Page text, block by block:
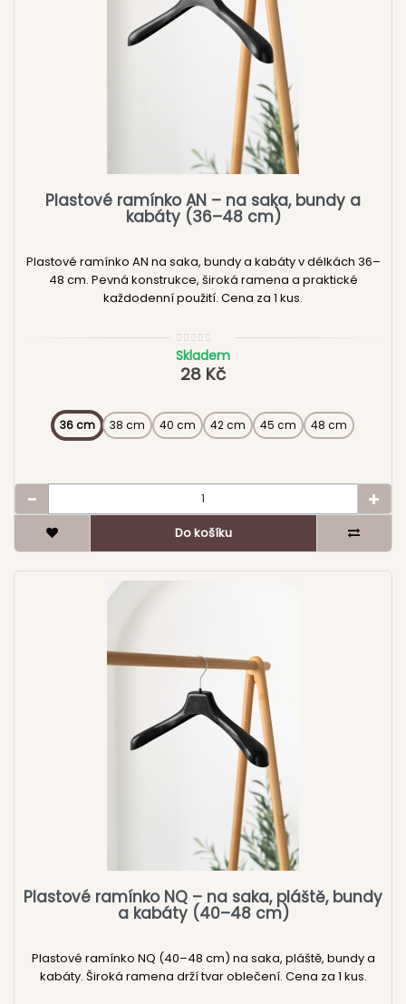
Plastové ramínko AN – na saka, bundy a
kabáty (36–48 cm)
Plastové ramínko AN na saka, bundy a kabáty v délkách 36–
48 cm. Pevná konstrukce, široká ramena a praktické
každodenní použití. Cena za 1 kus.
Skladem
28 Kč
36 cm 38 cm 40 cm 42 cm 45 cm 48 cm
Do košíku
Plastové ramínko NQ – na saka, pláště, bundy
a kabáty (40–48 cm)
Plastové ramínko NQ (40–48 cm) na saka, pláště, bundy a
kabáty. Široká ramena drží tvar oblečení. Cena za 1 kus.